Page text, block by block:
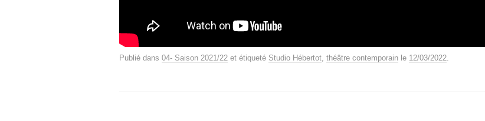
Publié dans 04- Saison 2021/22 et étiqueté Studio Hébertot théâtre contemporain le 12/03/2022